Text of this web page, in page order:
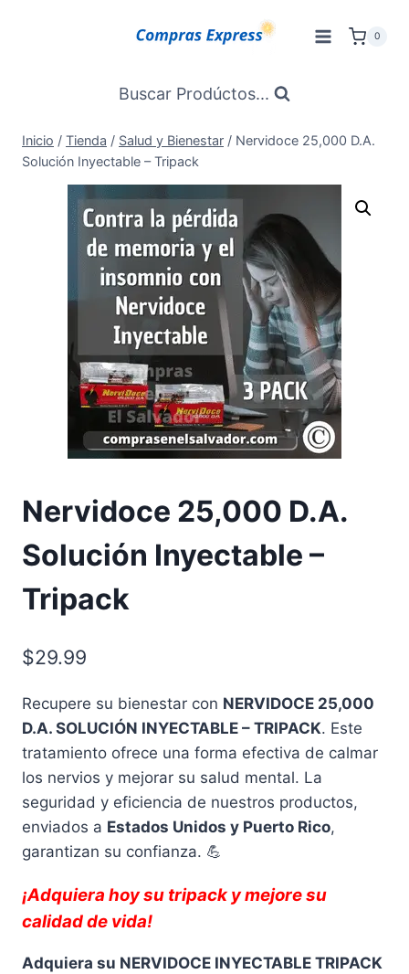
0
Buscar Prodúctos...
Inicio / Tienda / Salud y Bienestar / Nervidoce 25,000 D.A.
Solución Inyectable – Tripack
Nervidoce 25,000 D.A.
Solución Inyectable –
Tripack
$29.99
Recupere su bienestar con NERVIDOCE 25,000
D.A. SOLUCIÓN INYECTABLE – TRIPACK. Este
tratamiento ofrece una forma efectiva de calmar
los nervios y mejorar su salud mental. La
seguridad y eficiencia de nuestros productos,
enviados a Estados Unidos y Puerto Rico,
garantizan su confianza. 💪
¡Adquiera hoy su tripack y mejore su
calidad de vida!
Adquiera su NERVIDOCE INYECTABLE TRIPACK